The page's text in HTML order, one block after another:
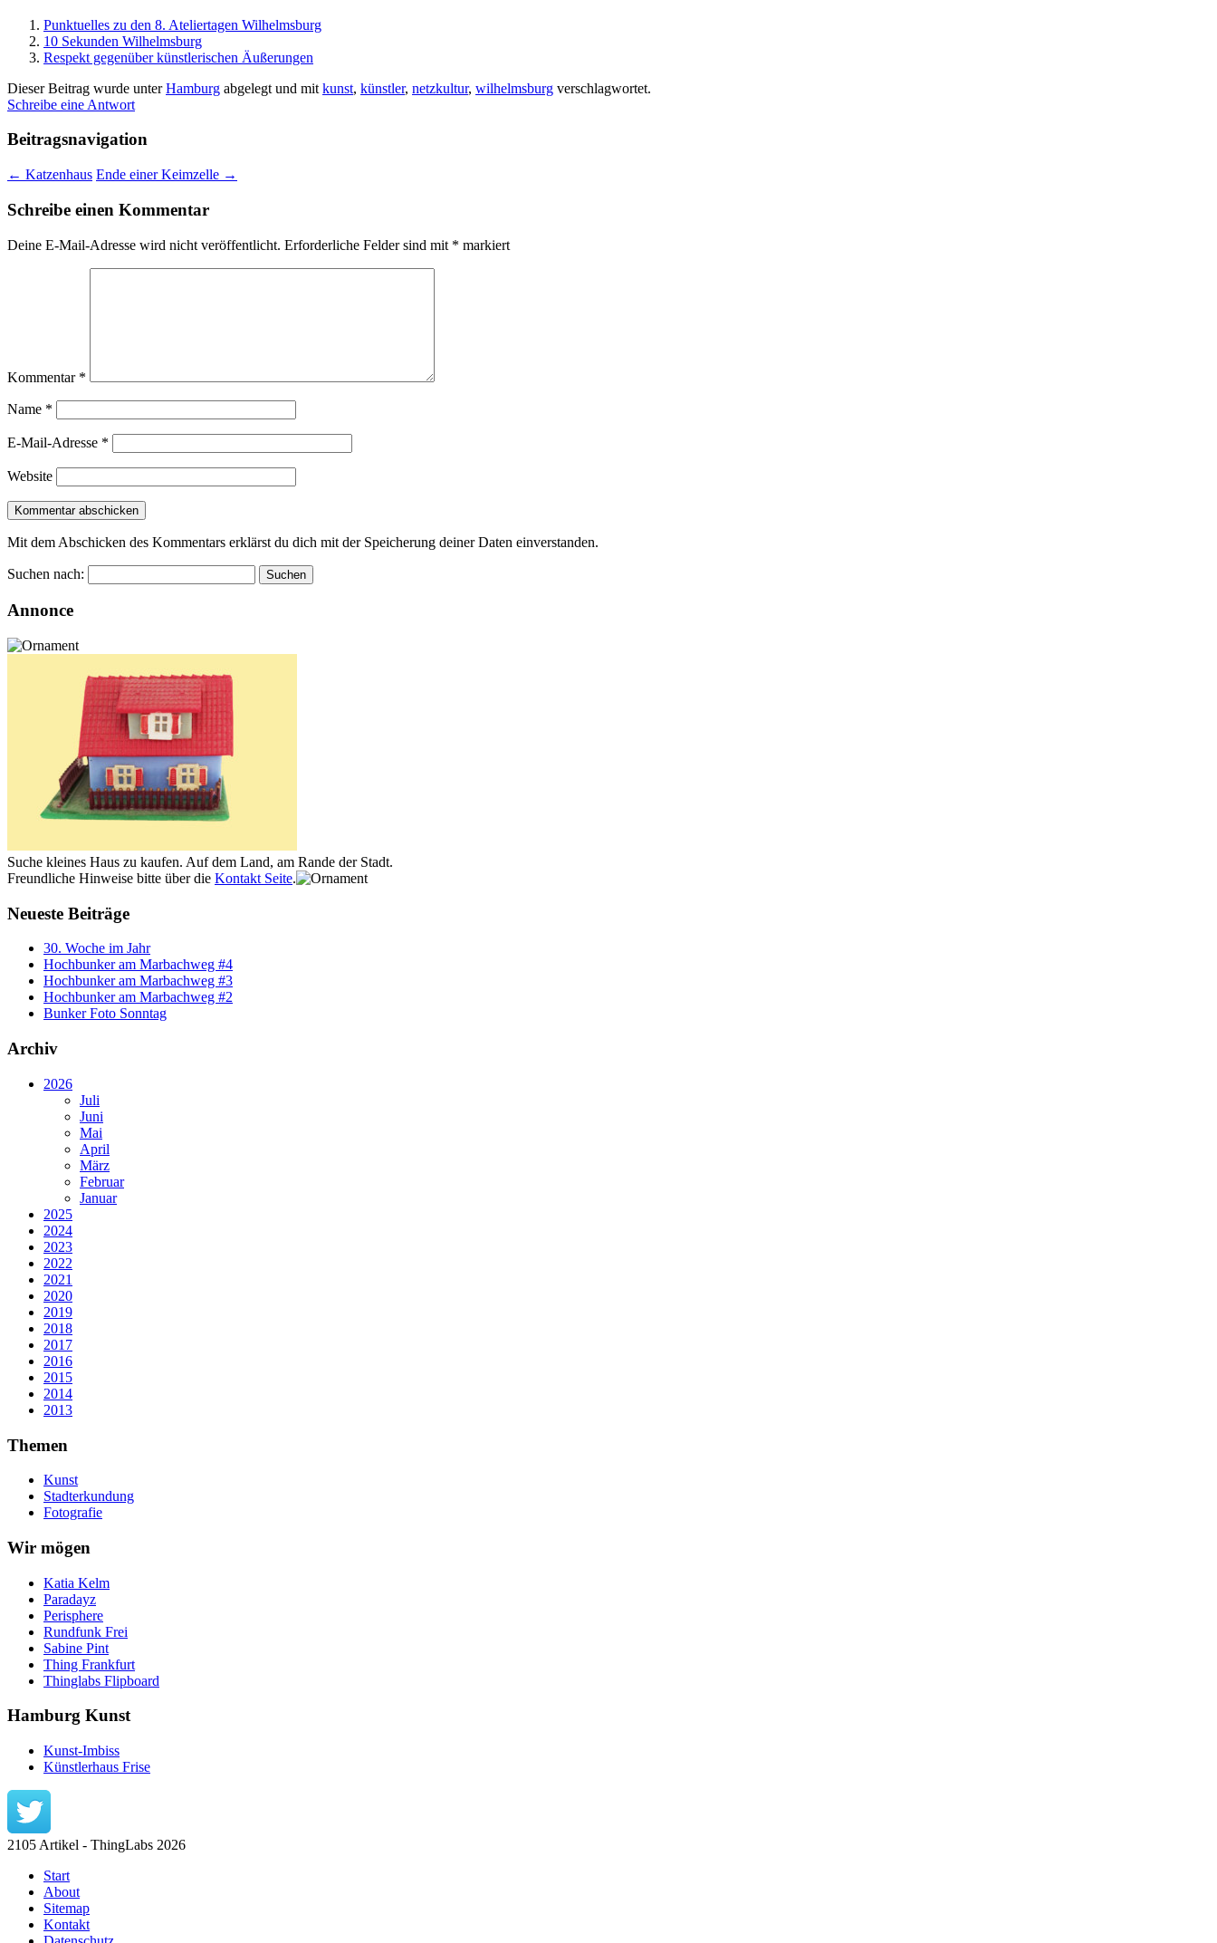
Punktuelles zu den 8. Ateliertagen Wilhelmsburg
10 Sekunden Wilhelmsburg
Respekt gegenüber künstlerischen Äußerungen
Dieser Beitrag wurde unterHamburg abgelegt und mit kunst, künstler, netzkultur, wilhelmsburg verschlagwortet.
Schreibe eine Antwort
Beitragsnavigation
← Katzenhaus Ende einer Keimzelle →
Schreibe einen Kommentar
Deine E-Mail-Adresse wird nicht veröffentlicht. Erforderliche Felder sind mit * markiert
Kommentar *
Name *
E-Mail-Adresse *
Website
Mit dem Abschicken des Kommentars erklärst du dich mit der Speicherung deiner Daten einverstanden.
Suchen nach:
Annonce
Suche kleines Haus zu kaufen. Auf dem Land, am Rande der Stadt.
Freundliche Hinweise bitte über die Kontakt Seite.
Neueste Beiträge
30. Woche im Jahr
Hochbunker am Marbachweg #4
Hochbunker am Marbachweg #3
Hochbunker am Marbachweg #2
Bunker Foto Sonntag
Archiv
2026
Juli
Juni
Mai
April
März
Februar
Januar
2025
2024
2023
2022
2021
2020
2019
2018
2017
2016
2015
2014
2013
Themen
Kunst
Stadterkundung
Fotografie
Wir mögen
Katia Kelm
Paradayz
Perisphere
Rundfunk Frei
Sabine Pint
Thing Frankfurt
Thinglabs Flipboard
Hamburg Kunst
Kunst-Imbiss
Künstlerhaus Frise
2105 Artikel - ThingLabs 2026
Start
About
Sitemap
Kontakt